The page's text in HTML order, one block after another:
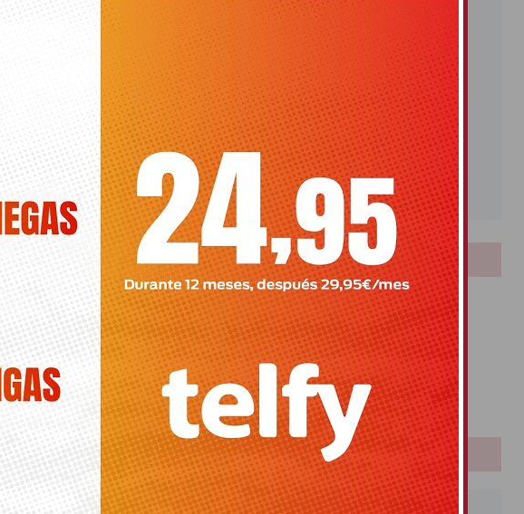
LOTERIAS
Bonoloto
Primitiva
El Gordo
Euromillones
Loteria
Once
PUBLICIDAD